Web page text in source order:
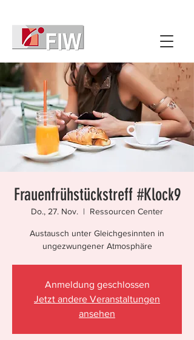
Frauenfrühstückstreff #Klock9
Do., 27. Nov.
  |
Ressourcen Center
Austausch unter Gleichgesinnten in
ungezwungener Atmosphäre
Anmeldung geschlossen
Jetzt andere Veranstaltungen
ansehen